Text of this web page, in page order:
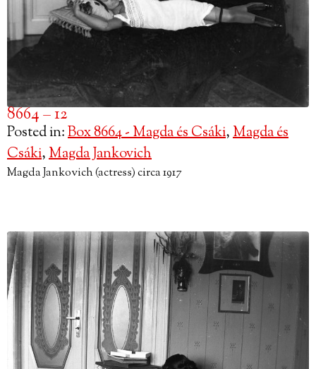
8664 – 12
Posted in:Box 8664 - Magda és Csáki,Magda és
Csáki,Magda Jankovich
Magda Jankovich (actress) circa 1917